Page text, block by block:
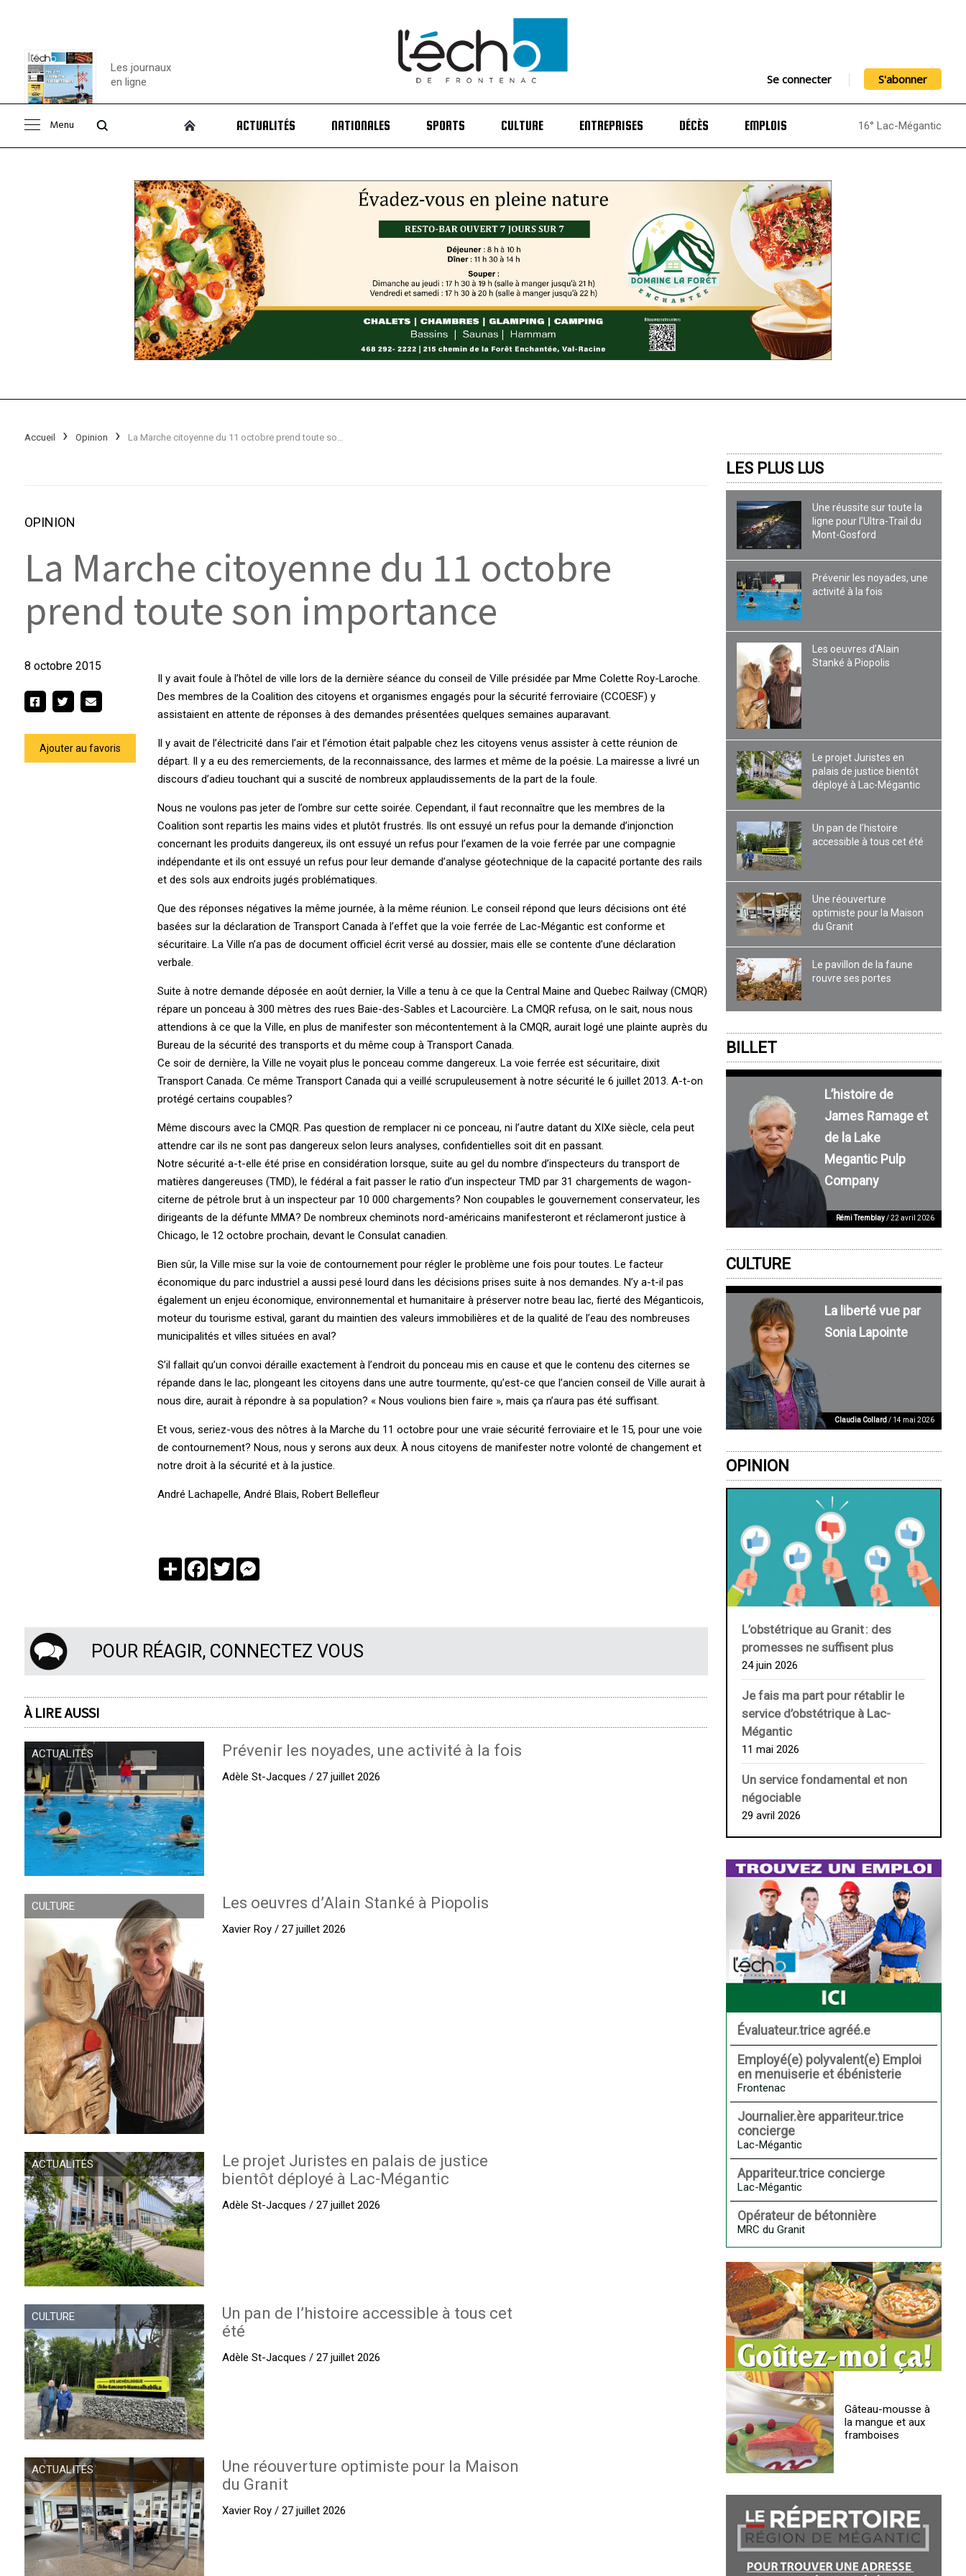
Consulter le
Les journaux
en ligne
Se connecter S'abonner
Menu ACTUALITÉS NATIONALES SPORTS CULTURE ENTREPRISES DÉCÈS EMPLOIS 16° Lac-Mégantic
Accueil Opinion
OPINION
La Marche citoyenne du 11 octobre
prend toute son importance
8 octobre 2015
Ajouter au favoris
Il y avait foule à l’hôtel de ville lors de la dernière séance du conseil de Ville présidée par Mme Colette Roy-Laroche.
Des membres de la Coalition des citoyens et organismes engagés pour la sécurité ferroviaire (CCOESF) y
assistaient en attente de réponses à des demandes présentées quelques semaines auparavant.
Il y avait de l’électricité dans l’air et l’émotion était palpable chez les citoyens venus assister à cette réunion de
départ. Il y a eu des remerciements, de la reconnaissance, des larmes et même de la poésie. La mairesse a livré un
discours d’adieu touchant qui a suscité de nombreux applaudissements de la part de la foule.
Nous ne voulons pas jeter de l’ombre sur cette soirée. Cependant, il faut reconnaître que les membres de la
Coalition sont repartis les mains vides et plutôt frustrés. Ils ont essuyé un refus pour la demande d’injonction
concernant les produits dangereux, ils ont essuyé un refus pour l’examen de la voie ferrée par une compagnie
indépendante et ils ont essuyé un refus pour leur demande d’analyse géotechnique de la capacité portante des rails
et des sols aux endroits jugés problématiques.
Que des réponses négatives la même journée, à la même réunion. Le conseil répond que leurs décisions ont été
basées sur la déclaration de Transport Canada à l’effet que la voie ferrée de Lac-Mégantic est conforme et
sécuritaire. La Ville n’a pas de document officiel écrit versé au dossier, mais elle se contente d’une déclaration
verbale.
Suite à notre demande déposée en août dernier, la Ville a tenu à ce que la Central Maine and Quebec Railway (CMQR)
répare un ponceau à 300 mètres des rues Baie-des-Sables et Lacourcière. La CMQR refusa, on le sait, nous nous
attendions à ce que la Ville, en plus de manifester son mécontentement à la CMQR, aurait logé une plainte auprès du
Bureau de la sécurité des transports et du même coup à Transport Canada.
Ce soir de dernière, la Ville ne voyait plus le ponceau comme dangereux. La voie ferrée est sécuritaire, dixit
Transport Canada. Ce même Transport Canada qui a veillé scrupuleusement à notre sécurité le 6 juillet 2013. A-t-on
protégé certains coupables?
Même discours avec la CMQR. Pas question de remplacer ni ce ponceau, ni l’autre datant du XIXe siècle, cela peut
attendre car ils ne sont pas dangereux selon leurs analyses, confidentielles soit dit en passant.
Notre sécurité a-t-elle été prise en considération lorsque, suite au gel du nombre d’inspecteurs du transport de
matières dangereuses (TMD), le fédéral a fait passer le ratio d’un inspecteur TMD par 31 chargements de wagon-
citerne de pétrole brut à un inspecteur par 10 000 chargements? Non coupables le gouvernement conservateur, les
dirigeants de la défunte MMA? De nombreux cheminots nord-américains manifesteront et réclameront justice à
Chicago, le 12 octobre prochain, devant le Consulat canadien.
Bien sûr, la Ville mise sur la voie de contournement pour régler le problème une fois pour toutes. Le facteur
économique du parc industriel a aussi pesé lourd dans les décisions prises suite à nos demandes. N’y a-t-il pas
également un enjeu économique, environnemental et humanitaire à préserver notre beau lac, fierté des Méganticois,
moteur du tourisme estival, garant du maintien des valeurs immobilières et de la qualité de l’eau des nombreuses
municipalités et villes situées en aval?
S’il fallait qu’un convoi déraille exactement à l’endroit du ponceau mis en cause et que le contenu des citernes se
répande dans le lac, plongeant les citoyens dans une autre tourmente, qu’est-ce que l’ancien conseil de Ville aurait à
nous dire, aurait à répondre à sa population? « Nous voulions bien faire », mais ça n’aura pas été suffisant.
Et vous, seriez-vous des nôtres à la Marche du 11 octobre pour une vraie sécurité ferroviaire et le 15, pour une voie
de contournement? Nous, nous y serons aux deux. À nous citoyens de manifester notre volonté de changement et
notre droit à la sécurité et à la justice.
André Lachapelle, André Blais, Robert Bellefleur
PartagerFacebook
TwitterMessenger
POUR RÉAGIR, CONNECTEZ VOUS
À LIRE AUSSI
ACTUALITÉS Prévenir les noyades, une activité à la fois
Adèle St-Jacques / 27 juillet 2026
CULTURE Les oeuvres d’Alain Stanké à Piopolis
Xavier Roy / 27 juillet 2026
ACTUALITÉS
Le projet Juristes en palais de justice
bientôt déployé à Lac-Mégantic
Adèle St-Jacques / 27 juillet 2026
CULTURE
Un pan de l’histoire accessible à tous cet
été
Adèle St-Jacques / 27 juillet 2026
ACTUALITÉS
Une réouverture optimiste pour la Maison
du Granit
Xavier Roy / 27 juillet 2026
LES PLUS LUS
Une réussite sur toute la
ligne pour l’Ultra-Trail du
Mont-Gosford
Prévenir les noyades, une
activité à la fois
Les oeuvres d’Alain
Stanké à Piopolis
Le projet Juristes en
palais de justice bientôt
déployé à Lac-Mégantic
Un pan de l’histoire
accessible à tous cet été
Une réouverture
optimiste pour la Maison
du Granit
Le pavillon de la faune
rouvre ses portes
BILLET
L’histoire de
James Ramage et
de la Lake
Megantic Pulp
Company
Rémi Tremblay/ 22 avril 2026
CULTURE
La liberté vue par
Sonia Lapointe
Claudia Collard/ 14 mai 2026
OPINION
L’obstétrique au ­Granit : des
promesses ne suffisent plus
24 juin 2026
Je fais ma part pour rétablir le
service d’obstétrique à Lac-
Mégantic
11 mai 2026
Un service fondamental et non
négociable
29 avril 2026
Évaluateur.trice agréé.e
Employé(e) polyvalent(e) Emploi
en menuiserie et ébénisterie
Frontenac
Journalier.ère appariteur.trice
concierge
Lac-Mégantic
Appariteur.trice concierge
Lac-Mégantic
Opérateur de bétonnière
MRC du Granit
Gâteau-mousse à
la mangue et aux
framboises